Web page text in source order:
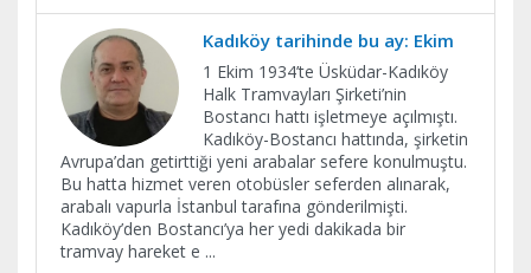
Kadıköy tarihinde bu ay: Ekim
1 Ekim 1934’te Üsküdar-Kadıköy
Halk Tramvayları Şirketi’nin
Bostancı hattı işletmeye açılmıştı.
Kadıköy-Bostancı hattında, şirketin
Avrupa’dan getirttiği yeni arabalar sefere konulmuştu.
Bu hatta hizmet veren otobüsler seferden alınarak,
arabalı vapurla İstanbul tarafına gönderilmişti.
Kadıköy’den Bostancı’ya her yedi dakikada bir
tramvay hareket e ...